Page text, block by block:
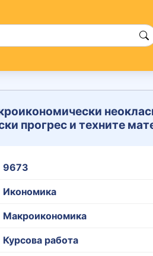
прогрес и техните
9673
Икономика
Макроикономика
Курсова работа